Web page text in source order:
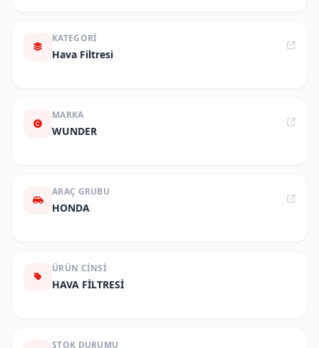
KATEGORI
Hava Filtresi
MARKA
WUNDER
ARAÇ GRUBU
HONDA
ÜRÜN CINSI
HAVA FİLTRESİ
STOK DURUMU